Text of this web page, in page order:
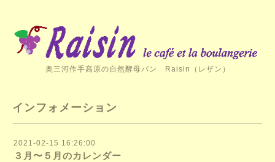
奥三河作手高原の自然酵母パン Raisin（レザン）
インフォメーション
2021-02-15 16:26:00
３月〜５月のカレンダー